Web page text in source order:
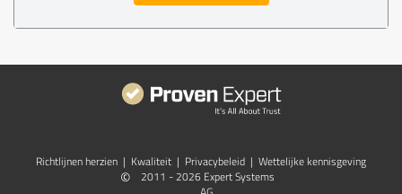
Richtlijnen herzien | Kwaliteit | Privacybeleid | Wettelijke kennisgeving
©
2011 - 2026 Expert Systems